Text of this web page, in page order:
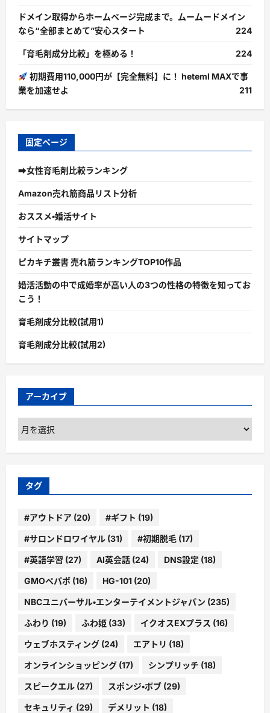
ドメイン取得からホームページ完成まで。ムームードメイン
なら“全部まとめて”安心スタート
224
「育毛剤成分比較」を極める！ 224
初期費用110,000円が【完全無料】に！ heteml MAXで事
業を加速せよ
211
固定ページ
➡女性育毛剤比較ランキング
Amazon売れ筋商品リスト分析
おススメ・婚活サイト
サイトマップ
ピカキチ叢書 売れ筋ランキングTOP10作品
婚活活動の中で成婚率が高い人の3つの性格の特徴を知ってお
こう！
育毛剤成分比較(試用1)
育毛剤成分比較(試用2)
アーカイブ
ア
ー
カ
ブ
タグ
#アウトドア (20) #ギフト (19)
#サロンドロワイヤル (31) #初期脱毛 (17)
#英語学習 (27) AI英会話 (24) DNS設定 (18)
GMOペパボ (16) HG-101 (20)
NBCユニバーサル・エンターテイメントジャパン (235)
ふわり (19) ふわ姫 (33) イクオスEXプラス (16)
ウェブホスティング (24) エアトリ (18)
オンラインショッピング (17) シンプリッチ (18)
スピークエル (27) スポンジ・ボブ (29)
セキュリティ (29) デメリット (18)